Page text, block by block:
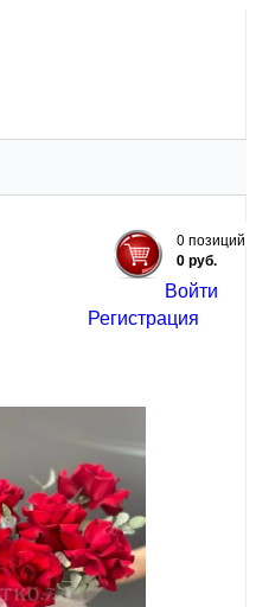
0 позиций
0 руб.
Войти
Регистрация